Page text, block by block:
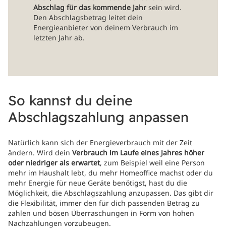
Abschlag für das kommende Jahr sein wird.
Den Abschlagsbetrag leitet dein
Energieanbieter von deinem Verbrauch im
letzten Jahr ab.
So kannst du deine
Abschlagszahlung anpassen
Natürlich kann sich der Energieverbrauch mit der Zeit
ändern. Wird dein Verbrauch im Laufe eines Jahres höher
oder niedriger als erwartet, zum Beispiel weil eine Person
mehr im Haushalt lebt, du mehr Homeoffice machst oder du
mehr Energie für neue Geräte benötigst, hast du die
Möglichkeit, die Abschlagszahlung anzupassen. Das gibt dir
die Flexibilität, immer den für dich passenden Betrag zu
zahlen und bösen Überraschungen in Form von hohen
Nachzahlungen vorzubeugen.